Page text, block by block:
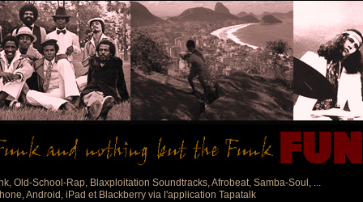
Old-School-Rap, Blaxploitation Soundtracks, Afrobeat, Samba-Soul, ...
Android, iPad et Blackberry via l'application Tapatalk